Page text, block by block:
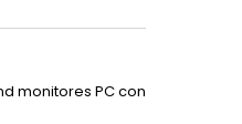
monitores PC con